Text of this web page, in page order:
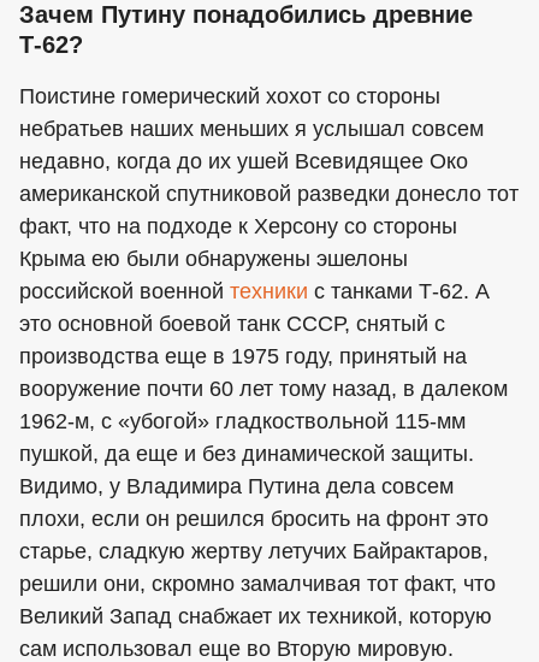
Зачем Путину понадобились древние
Т-62?
Поистине гомерический хохот со стороны
небратьев наших меньших я услышал совсем
недавно, когда до их ушей Всевидящее Око
американской спутниковой разведки донесло тот
факт, что на подходе к Херсону со стороны
Крыма ею были обнаружены эшелоны
российской военной техники с танками Т-62. А
это основной боевой танк СССР, снятый с
производства еще в 1975 году, принятый на
вооружение почти 60 лет тому назад, в далеком
1962-м, с «убогой» гладкоствольной 115-мм
пушкой, да еще и без динамической защиты.
Видимо, у Владимира Путина дела совсем
плохи, если он решился бросить на фронт это
старье, сладкую жертву летучих Байрактаров,
решили они, скромно замалчивая тот факт, что
Великий Запад снабжает их техникой, которую
сам использовал еще во Вторую мировую.